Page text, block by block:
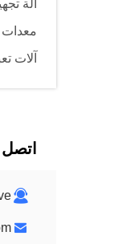
آلة
آلات
اتصل